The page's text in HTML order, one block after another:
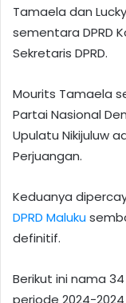
Tamaela dan
sementara DPRD
Sekretaris DPRD.
Mourits Tamaela
Partai Nasional
Upulatu Nikijuluw
Perjuangan.
Keduanya
DPRD Maluku
definitif.
Berikut ini nama
periode 2024-2024